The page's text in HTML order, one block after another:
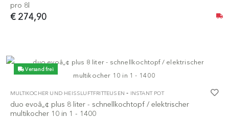
pro 8l
€ 274,90
Versand frei
MULTIKOCHER UND HEISSLUFTFRITTEUSEN - INSTANT POT
duo evoâ„¢ plus 8 liter - schnellkochtopf / elektrischer
multikocher 10 in 1 - 1400